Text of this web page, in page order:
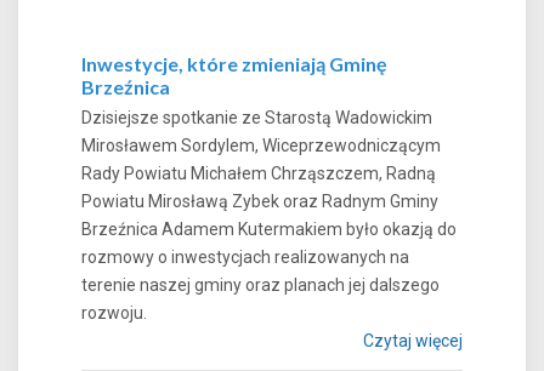
Inwestycje, które zmieniają Gminę
Brzeźnica
Dzisiejsze spotkanie ze Starostą Wadowickim
Mirosławem Sordylem, Wiceprzewodniczącym
Rady Powiatu Michałem Chrząszczem, Radną
Powiatu Mirosławą Zybek oraz Radnym Gminy
Brzeźnica Adamem Kutermakiem było okazją do
rozmowy o inwestycjach realizowanych na
terenie naszej gminy oraz planach jej dalszego
rozwoju.
Czytaj więcej